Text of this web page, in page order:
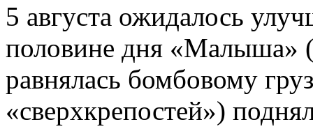
5 августа ожидалось
половине дня «Малыша»
равнялась бомбовому
«сверхкрепостей»)